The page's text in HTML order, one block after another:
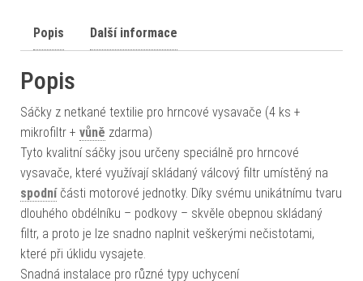
Popis Další informace
Popis
Sáčky z netkané textilie pro hrncové vysavače (4 ks +
mikrofiltr + vůně zdarma)
Tyto kvalitní sáčky jsou určeny speciálně pro hrncové
vysavače, které využívají skládaný válcový filtr umístěný na
spodníčásti motorové jednotky. Díky svému unikátnímu tvaru
dlouhého obdélníku – podkovy – skvěle obepnou skládaný
filtr, a proto je lze snadno naplnit veškerými nečistotami,
které při úklidu vysajete.
Snadná instalace pro různé typy uchycení